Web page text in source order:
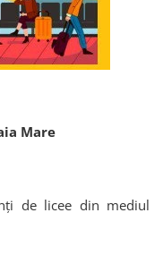
Mare
de licee din mediul